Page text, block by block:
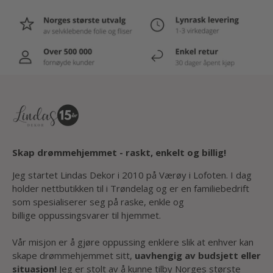
Mål: lengde 63 mm, bredde 25 mm
Farge: brun, gull
Materiale: lær, metall
Vekt: 50 gram
Skap drømmehjemmet - raskt, enkelt og billig!
Jeg startet Lindas Dekor i 2010 på Værøy i Lofoten. I dag
holder nettbutikken til i Trøndelag og er en familiebedrift
som spesialiserer seg på raske, enkle og
billige oppussingsvarer til hjemmet.
Vår misjon er å gjøre oppussing enklere slik at enhver kan
skape drømmehjemmet sitt, uavhengig av budsjett eller
situasjon! Jeg er stolt av å kunne tilby Norges største